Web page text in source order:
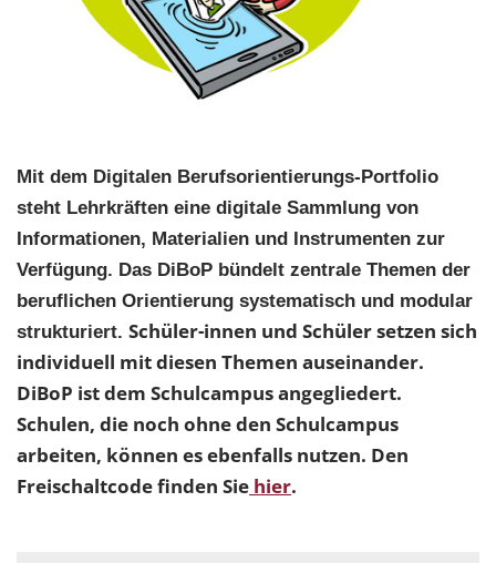
Mit dem Digitalen Berufsorientierungs-Portfolio
steht Lehrkräften eine digitale Sammlung von
Informationen, Materialien und Instrumenten zur
Verfügung. Das DiBoP bündelt zentrale Themen der
beruflichen Orientierung systematisch und modular
strukturiert. Schüler-innen und Schüler setzen sich
individuell mit diesen Themen auseinander.
DiBoP ist dem Schulcampus angegliedert.
Schulen, die noch ohne den Schulcampus
arbeiten, können es ebenfalls nutzen. Den
Freischaltcode finden Sie hier.